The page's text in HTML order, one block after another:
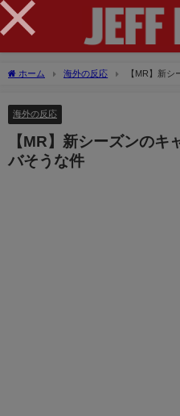
ホーム 海外の反応
【MR】新
海外の反応
【MR】新シーズンのキ
バそうな件
×